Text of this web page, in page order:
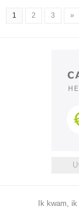
1 2 3 »
Ik kwam,